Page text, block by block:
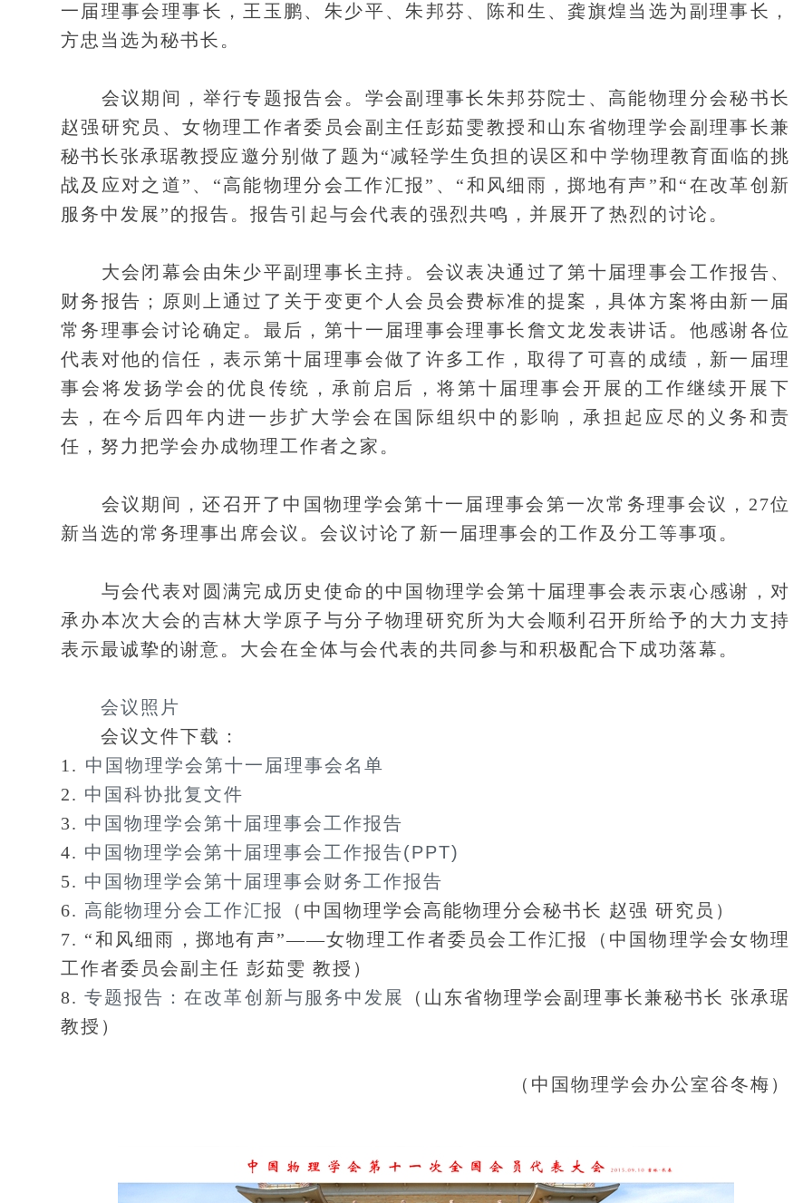
一届理事会理事长，王玉鹏、朱少平、朱邦芬、陈和生、龚旗煌当选为副理事长，
方忠当选为秘书长。
会议期间，举行专题报告会。学会副理事长朱邦芬院士、高能物理分会秘书长
赵强研究员、女物理工作者委员会副主任彭茹雯教授和山东省物理学会副理事长兼
秘书长张承琚教授应邀分别做了题为“减轻学生负担的误区和中学物理教育面临的挑
战及应对之道”、“高能物理分会工作汇报”、“和风细雨，掷地有声”和“在改革创新
服务中发展”的报告。报告引起与会代表的强烈共鸣，并展开了热烈的讨论。
大会闭幕会由朱少平副理事长主持。会议表决通过了第十届理事会工作报告、
财务报告；原则上通过了关于变更个人会员会费标准的提案，具体方案将由新一届
常务理事会讨论确定。最后，第十一届理事会理事长詹文龙发表讲话。他感谢各位
代表对他的信任，表示第十届理事会做了许多工作，取得了可喜的成绩，新一届理
事会将发扬学会的优良传统，承前启后，将第十届理事会开展的工作继续开展下
去，在今后四年内进一步扩大学会在国际组织中的影响，承担起应尽的义务和责
任，努力把学会办成物理工作者之家。
会议期间，还召开了中国物理学会第十一届理事会第一次常务理事会议，27位
新当选的常务理事出席会议。会议讨论了新一届理事会的工作及分工等事项。
与会代表对圆满完成历史使命的中国物理学会第十届理事会表示衷心感谢，对
承办本次大会的吉林大学原子与分子物理研究所为大会顺利召开所给予的大力支持
表示最诚挚的谢意。大会在全体与会代表的共同参与和积极配合下成功落幕。
会议照片
会议文件下载：
1. 中国物理学会第十一届理事会名单
2. 中国科协批复文件
3. 中国物理学会第十届理事会工作报告
4. 中国物理学会第十届理事会工作报告(PPT)
5. 中国物理学会第十届理事会财务工作报告
6. 高能物理分会工作汇报
（中国物理学会高能物理分会秘书长 赵强 研究员）
7. “和风细雨，掷地有声”——女物理工作者委员会工作汇报（中国物理学会女物理
工作者委员会副主任 彭茹雯 教授）
8.专题报告：在改革创新与服务中发展
（山东省物理学会副理事长兼秘书长 张承琚
教授）
（中国物理学会办公室谷冬梅）